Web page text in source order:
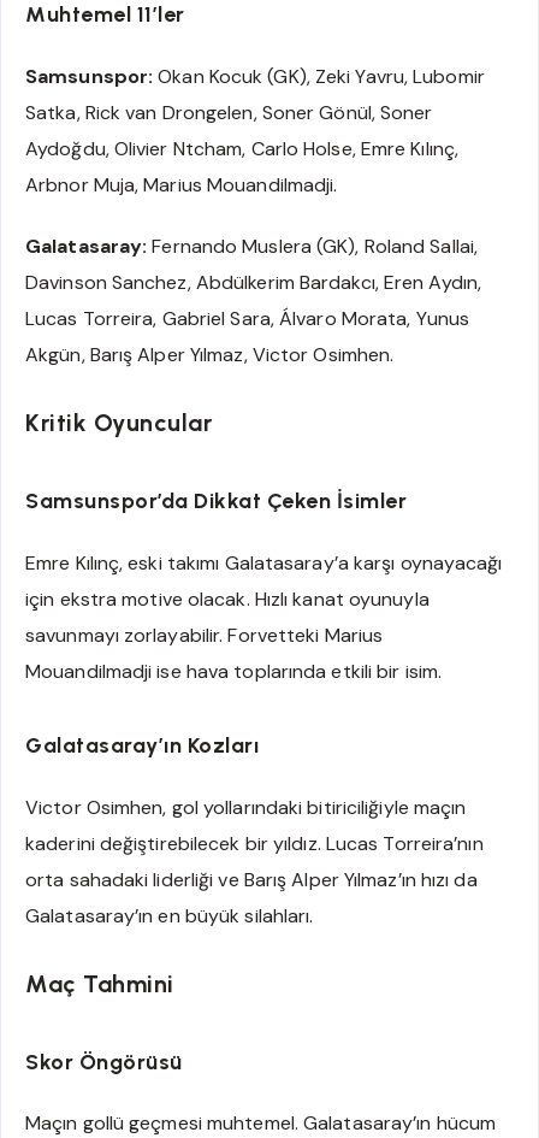
Muhtemel 11’ler
Samsunspor: Okan Kocuk (GK), Zeki Yavru, Lubomir
Satka, Rick van Drongelen, Soner Gönül, Soner
Aydoğdu, Olivier Ntcham, Carlo Holse, Emre Kılınç,
Arbnor Muja, Marius Mouandilmadji.
Galatasaray: Fernando Muslera (GK), Roland Sallai,
Davinson Sanchez, Abdülkerim Bardakcı, Eren Aydın,
Lucas Torreira, Gabriel Sara, Álvaro Morata, Yunus
Akgün, Barış Alper Yılmaz, Victor Osimhen.
Kritik Oyuncular
Samsunspor’da Dikkat Çeken İsimler
Emre Kılınç, eski takımı Galatasaray’a karşı oynayacağı
için ekstra motive olacak. Hızlı kanat oyunuyla
savunmayı zorlayabilir. Forvetteki Marius
Mouandilmadji ise hava toplarında etkili bir isim.
Galatasaray’ın Kozları
Victor Osimhen, gol yollarındaki bitiriciliğiyle maçın
kaderini değiştirebilecek bir yıldız. Lucas Torreira’nın
orta sahadaki liderliği ve Barış Alper Yılmaz’ın hızı da
Galatasaray’ın en büyük silahları.
Maç Tahmini
Skor Öngörüsü
Maçın gollü geçmesi muhtemel. Galatasaray’ın hücum